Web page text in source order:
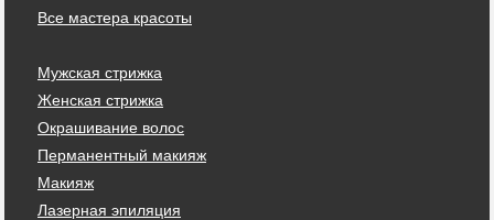
Все мастера красоты
Мужская стрижка
Женская стрижка
Окрашивание волос
Перманентный макияж
Макияж
Лазерная эпиляция